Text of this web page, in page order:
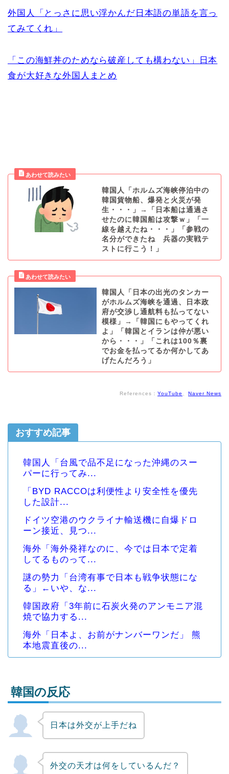
外国人「とっさに思い浮かんだ日本語の単語を言っ
てみてくれ」
「この海鮮丼のためなら破産しても構わない」日本
食が大好きな外国人まとめ
韓国人「ホルムズ海峡停泊中の
韓国貨物船、爆発と火災が発
生・・・」→「日本船は通過さ
せたのに韓国船は攻撃ｗ」「一
線を越えたね・・・」「参戦の
名分ができたね 兵器の実戦テ
ストに行こう！」
韓国人「日本の出光のタンカー
がホルムズ海峡を通過、日本政
府が交渉し通航料も払ってない
模様」→「韓国にもやってくれ
よ」「韓国とイランは仲が悪い
から・・・」「これは100％裏
でお金を払ってるか何かしてあ
げたんだろう」
References： YouTube 、 Naver News
おすすめ記事
韓国人「台風で品不足になった沖縄のスー
パーに行ってみ...
「BYD RACCOは利便性より安全性を優先
した設計...
ドイツ空港のウクライナ輸送機に自爆ドロ
ーン接近、見つ...
海外「海外発祥なのに、今では日本で定着
してるものって...
謎の勢力「台湾有事で日本も戦争状態にな
る」←いや、な...
韓国政府「3年前に石炭火発のアンモニア混
焼で協力する...
海外「日本よ、お前がナンバーワンだ」 熊
本地震直後の...
Powered by livedoor 相互RSS
韓国の反応
日本は外交が上手だね
外交の天才は何をしているんだ？